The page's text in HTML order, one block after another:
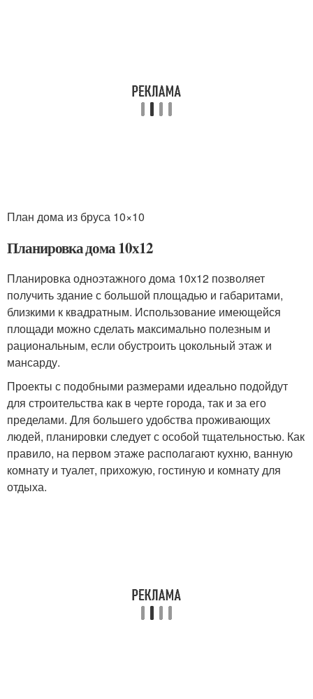
План дома из бруса 10×10
Планировка дома 10х12
Планировка одноэтажного дома 10х12 позволяет
получить здание с большой площадью и габаритами,
близкими к квадратным. Использование имеющейся
площади можно сделать максимально полезным и
рациональным, если обустроить цокольный этаж и
мансарду.
Проекты с подобными размерами идеально подойдут
для строительства как в черте города, так и за его
пределами. Для большего удобства проживающих
людей, планировки следует с особой тщательностью. Как
правило, на первом этаже располагают кухню, ванную
комнату и туалет, прихожую, гостиную и комнату для
отдыха.